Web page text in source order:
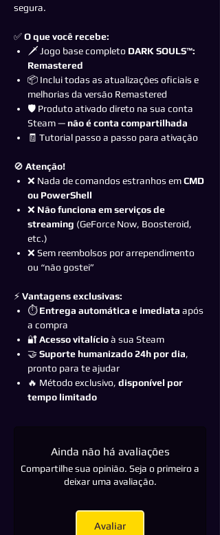
segura.
✅O que você recebe:
🗡️ Jogo base completo DARK SOULS™:
Remastered
📦 Inclui todas as atualizações oficiais e
melhorias da versão Remastered
🛡️ Produto ativado direto na sua conta
Steam —não é conta compartilhada
🧾 Tutorial passo a passo para ativação
🚫 Atenção!
❌ Nada de comandos estranhos emCMD
ou PowerShell
❌ Não funciona em serviços de
streaming (GeForce Now, Boosteroid,
etc.)
❌ Sem reembolsos por arrependimento
ou “não gostei”
⚡Vantagens exclusivas:
⏱️Entrega automática e imediata após
a compra
🔐Acesso vitalícioà sua Steam
🤝Suporte humanizado 24h por dia,
pronto para te ajudar
🔥 Método exclusivo, disponível por
tempo limitado
Ainda não há avaliações
Compartilhe sua opinião. Seja o primeiro a
deixar uma avaliação.
Avaliar